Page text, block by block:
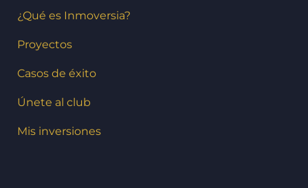
¿Qué es Inmoversia?
Proyectos
Casos de éxito
Únete al club
Mis inversiones